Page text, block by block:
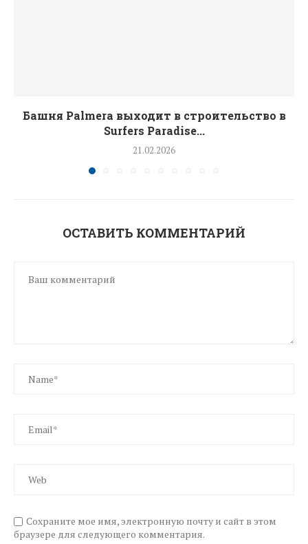
Башня Palmera выходит в строительство в
Surfers Paradise...
21.02.2026
ОСТАВИТЬ КОММЕНТАРИЙ
Сохраните мое имя, электронную почту и сайт в этом
браузере для следующего комментария.